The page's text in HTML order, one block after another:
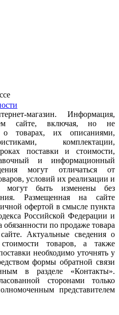
магазин. Информация,
сайте, включая, но не
о товарах, их описаниями,
комплектации,
поставки и стоимости,
и информационный
могут отличаться от
условий их реализации и
могут быть изменены без
Размещенная на сайте
офертой в смысле пункта
Российской Федерации и
обязанности по продаже товара
Актуальные сведения о
стоимости товаров, а также
необходимо уточнять у
формы обратной связи
в разделе «Контакты».
сторонами только
представителем